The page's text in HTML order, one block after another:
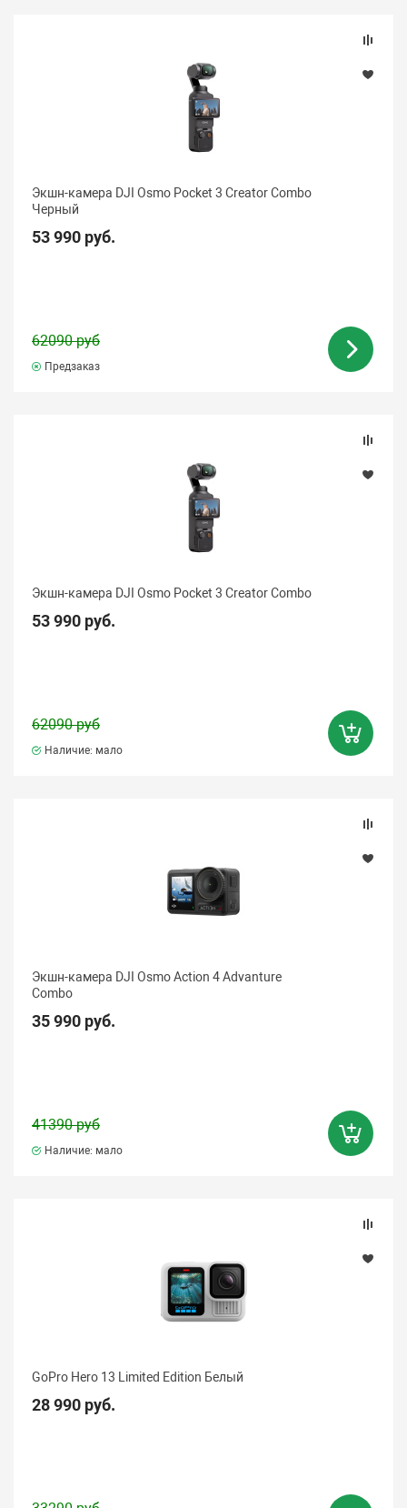
Экшн-камера DJI Osmo Pocket 3 Creator Combo
Черный
53 990 руб.
62090 руб
Предзаказ
Экшн-камера DJI Osmo Pocket 3 Creator Combo
53 990 руб.
62090 руб
Наличие: мало
Экшн-камера DJI Osmo Action 4 Advanture
Combo
35 990 руб.
41390 руб
Наличие: мало
GoPro Hero 13 Limited Edition Белый
28 990 руб.